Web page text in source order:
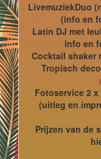
LivemuziekDuo
(info en
Latin DJ met
info en
Cocktail shaker
Tropisch
Fotoservice 2
(uitleg en
Prijzen van de